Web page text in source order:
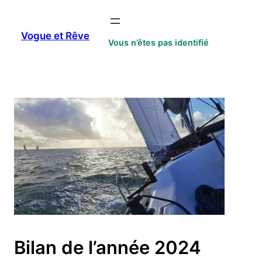
contenu
Vogue et Rêve
Vous n’êtes pas identifié
Bilan de l’année 2024